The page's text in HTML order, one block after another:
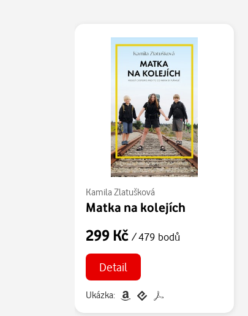
Kamila Zlatušková
Matka na kolejích
299 Kč / 479 bodů
Detail
Ukázka: